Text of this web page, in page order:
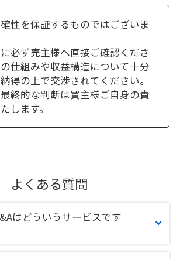
性を保証するものではございま
必ず売主様へ直接ご確認くださ
仕組みや収益構造について十分
得の上で交渉されてください。
終的な判断は買主様ご自身の責
します。
よくある質問
はどういうサービスです